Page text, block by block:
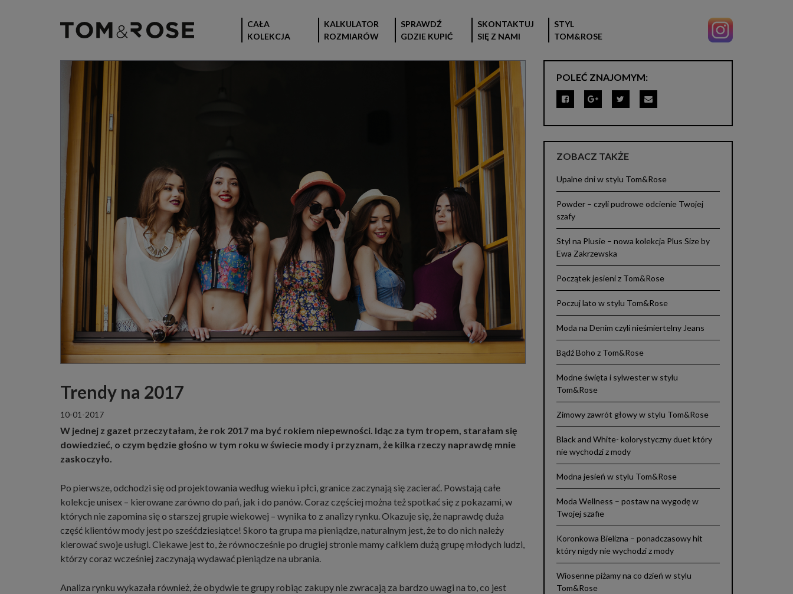
CAŁA
KOLEKCJA
KALKULATOR
ROZMIARÓW
SPRAWDŹ
GDZIE KUPIĆ
SKONTAKTUJ
SIĘ Z NAMI
STYL
TOM&ROSE
Trendy na 2017
10-01-2017
W jednej z gazet przeczytałam, że rok 2017 ma być rokiem niepewności. Idąc za tym tropem, starałam się
dowiedzieć, o czym będzie głośno w tym roku w świecie mody i przyznam, że kilka rzeczy naprawdę mnie
zaskoczyło.
Po pierwsze, odchodzi się od projektowania według wieku i płci, granice zaczynają się zacierać. Powstają całe
kolekcje unisex – kierowane zarówno do pań, jak i do panów. Coraz częściej można też spotkać się z pokazami, w
których nie zapomina się o starszej grupie wiekowej – wynika to z analizy rynku. Okazuje się, że naprawdę duża
część klientów mody jest po sześćdziesiątce! Skoro ta grupa ma pieniądze, naturalnym jest, że to do nich należy
kierować swoje usługi. Ciekawe jest to, że równocześnie po drugiej stronie mamy całkiem dużą grupę młodych ludzi,
którzy coraz wcześniej zaczynają wydawać pieniądze na ubrania.
Analiza rynku wykazała również, że obydwie te grupy robiąc zakupy nie zwracają za bardzo uwagi na to, co jest
POLEĆ ZNAJOMYM:
ZOBACZ TAKŻE
Upalne dni w stylu Tom&Rose
Powder – czyli pudrowe odcienie Twojej
szafy
Styl na Plusie – nowa kolekcja Plus Size by
Ewa Zakrzewska
Początek jesieni z Tom&Rose
Poczuj lato w stylu Tom&Rose
Moda na Denim czyli nieśmiertelny Jeans
Bądź Boho z Tom&Rose
Modne święta i sylwester w stylu
Tom&Rose
Zimowy zawrót głowy w stylu Tom&Rose
Black and White- kolorystyczny duet który
nie wychodzi z mody
Modna jesień w stylu Tom&Rose
Moda Wellness – postaw na wygodę w
Twojej szafie
Koronkowa Bielizna – ponadczasowy hit
który nigdy nie wychodzi z mody
Wiosenne piżamy na co dzień w stylu
Tom&Rose